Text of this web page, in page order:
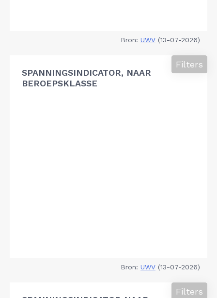
Bron: UWV (13-07-2026)
SPANNINGSINDICATOR, NAAR
BEROEPSKLASSE
Filters
Bron: UWV (13-07-2026)
Filters